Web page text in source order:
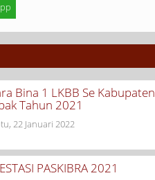
Bina 1 LKBB Se Kabupaten
Tahun 2021
22 Januari 2022
PASKIBRA 2021